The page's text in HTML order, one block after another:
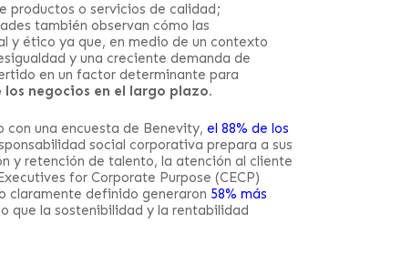
productos o servicios de calidad;
también observan cómo las
y ético ya que, en medio de un contexto
y una creciente demanda de
en un factor determinante para
negocios en el largo plazo.
con una encuesta de Benevity, el 88% de los
social corporativa prepara a sus
y retención de talento, la atención al cliente
for Corporate Purpose (CECP)
claramente definido generaron 58% más
que la sostenibilidad y la rentabilidad